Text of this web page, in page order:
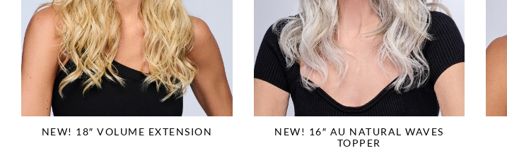
NEW! 18″ VOLUME EXTENSION
NEW! 16″ AU NATURAL WAVES
TOPPER